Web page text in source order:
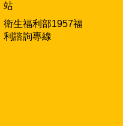
站
衛生福利部1957福
利諮詢專線